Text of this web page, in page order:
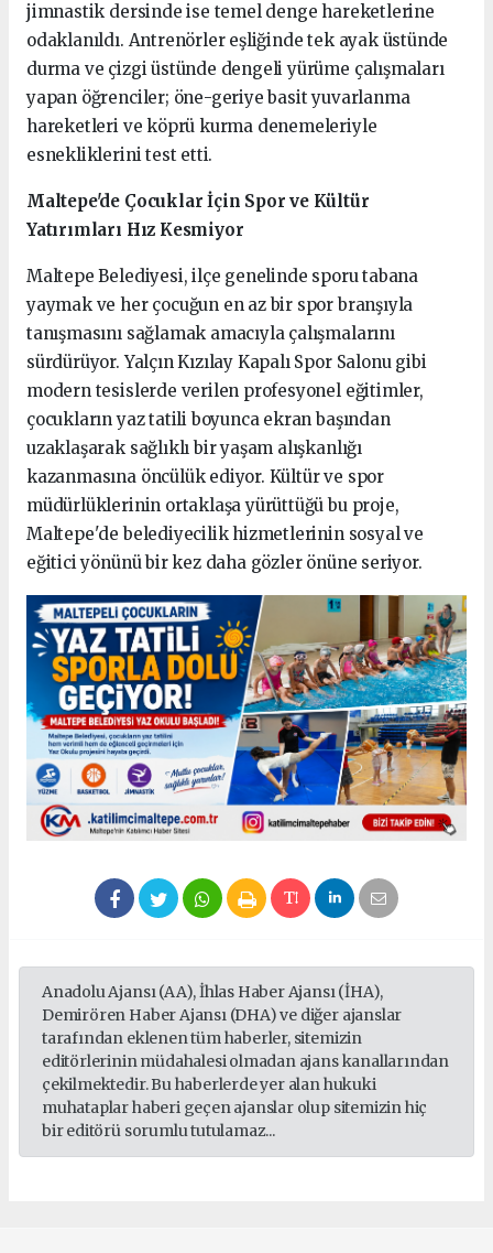
jimnastik dersinde ise temel denge hareketlerine
odaklanıldı. Antrenörler eşliğinde tek ayak üstünde
durma ve çizgi üstünde dengeli yürüme çalışmaları
yapan öğrenciler; öne-geriye basit yuvarlanma
hareketleri ve köprü kurma denemeleriyle
esnekliklerini test etti.
Maltepe'de Çocuklar İçin Spor ve Kültür
Yatırımları Hız Kesmiyor
Maltepe Belediyesi, ilçe genelinde sporu tabana
yaymak ve her çocuğun en az bir spor branşıyla
tanışmasını sağlamak amacıyla çalışmalarını
sürdürüyor. Yalçın Kızılay Kapalı Spor Salonu gibi
modern tesislerde verilen profesyonel eğitimler,
çocukların yaz tatili boyunca ekran başından
uzaklaşarak sağlıklı bir yaşam alışkanlığı
kazanmasına öncülük ediyor. Kültür ve spor
müdürlüklerinin ortaklaşa yürüttüğü bu proje,
Maltepe'de belediyecilik hizmetlerinin sosyal ve
eğitici yönünü bir kez daha gözler önüne seriyor.
Anadolu Ajansı (AA), İhlas Haber Ajansı (İHA),
Demirören Haber Ajansı (DHA) ve diğer ajanslar
tarafından eklenen tüm haberler, sitemizin
editörlerinin müdahalesi olmadan ajans kanallarından
çekilmektedir. Bu haberlerde yer alan hukuki
muhataplar haberi geçen ajanslar olup sitemizin hiç
bir editörü sorumlu tutulamaz...